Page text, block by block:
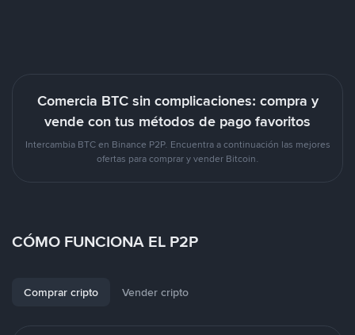
Comercia BTC sin complicaciones: compra y
vende con tus métodos de pago favoritos
Intercambia BTC en Binance P2P. Encuentra a continuación las mejores
ofertas para comprar y vender Bitcoin.
CÓMO FUNCIONA EL P2P
Comprar cripto Vender cripto